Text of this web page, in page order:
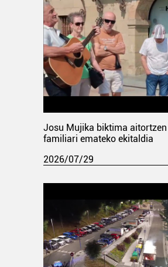
Josu Mujika biktima
familiari emateko ekitaldia
2026/07/29